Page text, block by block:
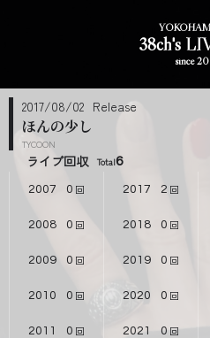
38ch's
since
2017/08/02
ほんの少し
TYCOON
ライブ回収 6
2007 0
2008 0
2009 0
2010 0
2011 0
2017 2
2018 0
2019 0
2020 0
2021 0